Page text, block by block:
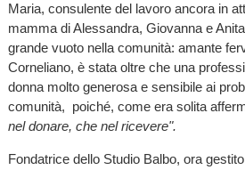
Maria, consulente del lavoro ancora in
mamma di Alessandra, Giovanna e
grande vuoto nella comunità: amante
Corneliano, è stata oltre che una
donna molto generosa e sensibile ai
comunità, poiché, come era solita
nel donare, che nel ricevere".
Fondatrice dello Studio Balbo, ora